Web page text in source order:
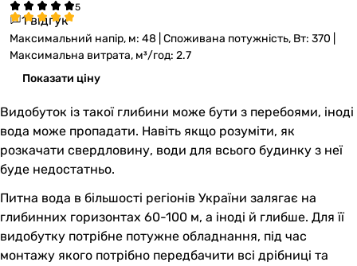
1 відгук
Максимальний напір, м: 48 | Споживана потужність, Вт: 370 |
Максимальна витрата, м³/год: 2.7
Показати ціну
Видобуток із такої глибини може бути з перебоями, іноді
вода може пропадати. Навіть якщо розуміти, як
розкачати свердловину, води для всього будинку з неї
буде недостатньо.
Питна вода в більшості регіонів України залягає на
глибинних горизонтах 60-100 м, а іноді й глибше. Для її
видобутку потрібне потужне обладнання, під час
монтажу якого потрібно передбачити всі дрібниці та